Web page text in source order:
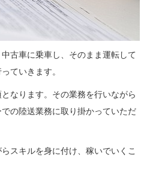
古車に乗車し、そのまま運転して
ていきます。
なります。その業務を行いながら
の陸送業務に取り掛かっていただ
スキルを身に付け、稼いでいくこ